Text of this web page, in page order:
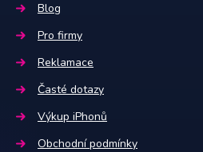
Blog
Pro firmy
Reklamace
Časté dotazy
Výkup iPhonů
Obchodní podmínky